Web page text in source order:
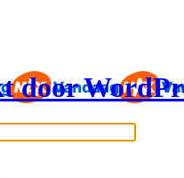
door